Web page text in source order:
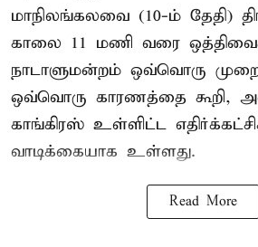
மாநிலங்கலவை (10-ம் தேதி)
காலை 11 மணி வரை
நாடாளுமன்றம் ஒவ்வொரு முறை
ஒவ்வொரு காரணத்தை கூறி,
காங்கிரஸ் உள்ளிட்ட
வாடிக்கையாக உள்ளது.
Read More